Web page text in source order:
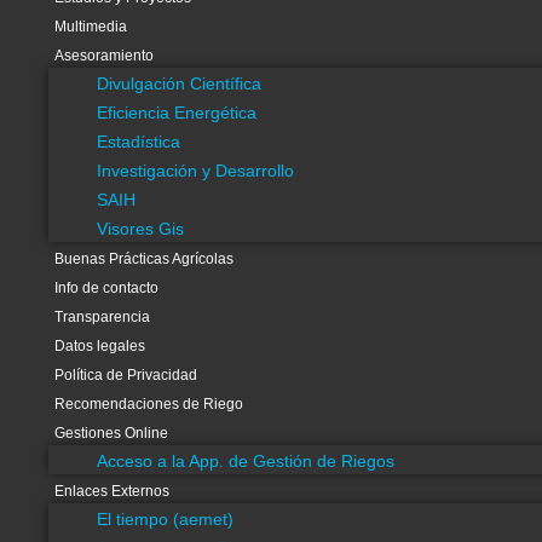
Multimedia
Asesoramiento
Divulgación Científica
Eficiencia Energética
Estadística
Investigación y Desarrollo
SAIH
Visores Gis
Buenas Prácticas Agrícolas
Info de contacto
Transparencia
Datos legales
Política de Privacidad
Recomendaciones de Riego
Gestiones Online
Acceso a la App. de Gestión de Riegos
Enlaces Externos
El tiempo (aemet)
Embalses cabecera del Tajo